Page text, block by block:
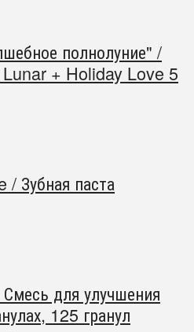
полнолуние" /
+ Holiday Love 5
Зубная паста
для улучшения
125 гранул